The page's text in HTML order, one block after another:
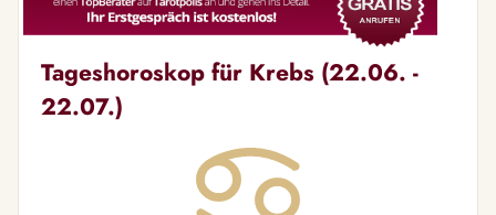
Tageshoroskop für Krebs (22.06. -
22.07.)